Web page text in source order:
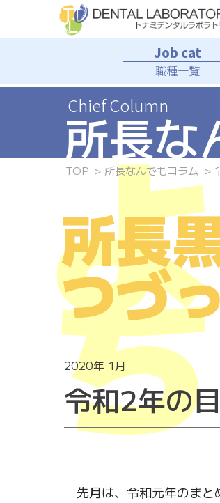
the
職種一覧
TOP 所長なんでもコラム
所長な
2020年 1月
令和2年の
所長
つづ
先月は、令和元年のまと